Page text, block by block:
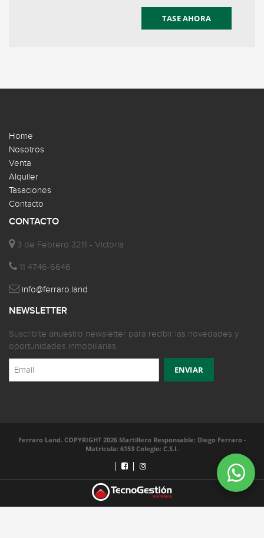
TASE AHORA
Home
Nosotros
Venta
Alquiler
Tasaciones
Contacto
CONTACTO
3 de Febrero 3211 - Victoria
11 4746-6646
info@ferraro.land
NEWSLETTER
Suscribite anuestro newsletter para recibir las novedades y
oportunidades inmobiliarias.
Ferraro Land. COPYRIGHT 2026 Martillero Responsable: Diego Ferraro -
Matricula: 6153 Colegio: C.S.I.